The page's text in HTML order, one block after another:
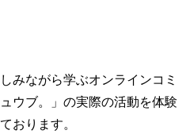
みながら学ぶオンラインコミ
ウブ。」の実際の活動を体験
おります。